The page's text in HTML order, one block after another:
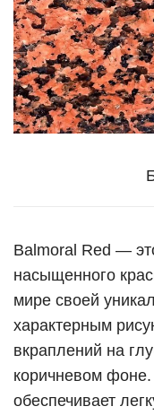
Balmoral Red —
насыщенного
мире своей
характерным
вкраплений на
коричневом фоне.
обеспечивает